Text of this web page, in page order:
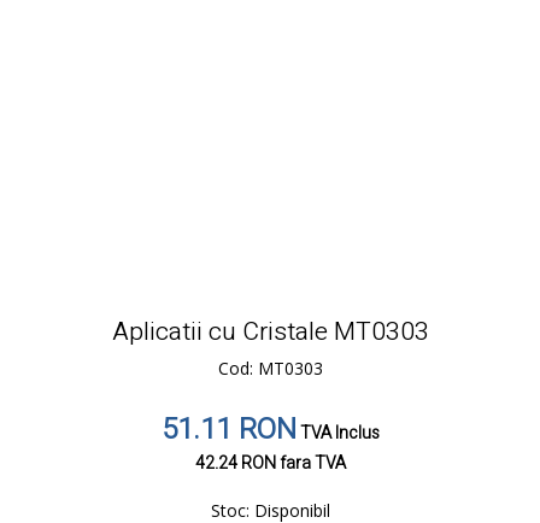
Aplicatii cu Cristale MT0303
Cod: MT0303
51.11 RONTVA Inclus
42.24 RONfara TVA
Stoc: Disponibil